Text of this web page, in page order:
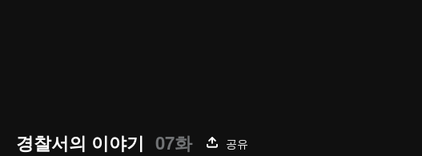
경찰서의 이야기 07화
공유